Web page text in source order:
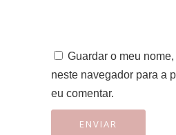
Guardar o meu
neste navegador para a
eu comentar.